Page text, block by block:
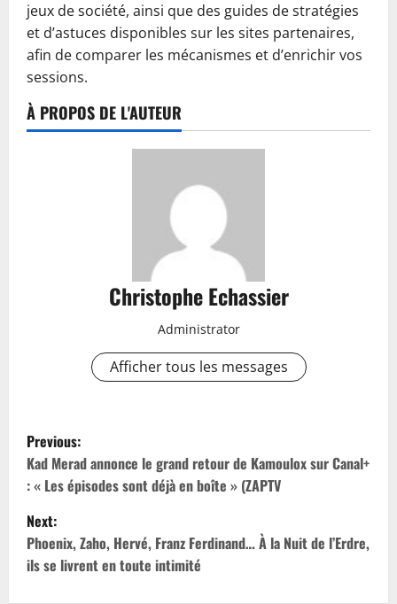
jeux de société, ainsi que des guides de stratégies
et d’astuces disponibles sur les sites partenaires,
afin de comparer les mécanismes et d’enrichir vos
sessions.
À PROPOS DE L'AUTEUR
Christophe Echassier
Administrator
Afficher tous les messages
P
o
s
t
n
Previous:
Kad Merad annonce le grand retour de Kamoulox sur Canal+
: « Les épisodes sont déjà en boîte » (ZAPTV
Next:
Phoenix, Zaho, Hervé, Franz Ferdinand… À la Nuit de l’Erdre,
ils se livrent en toute intimité